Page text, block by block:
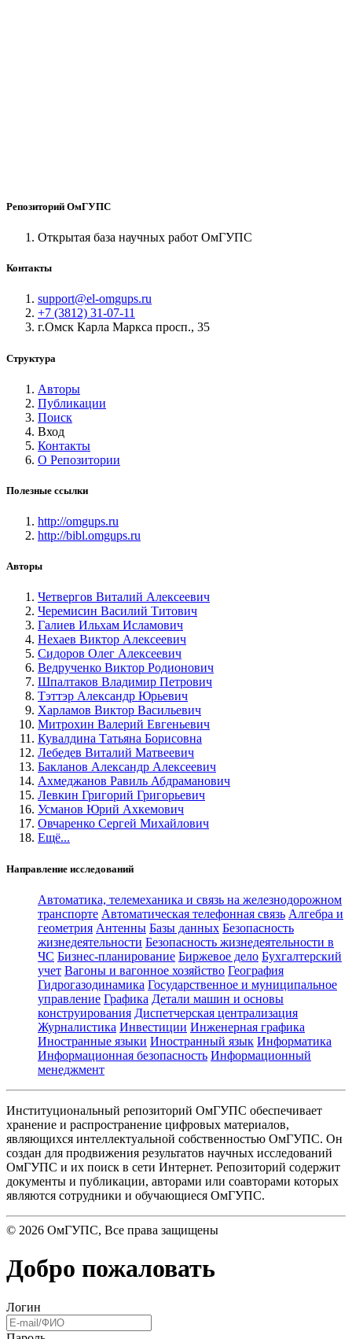
Репозиторий ОмГУПС
Открытая база научных работ ОмГУПС
Контакты
support@el-omgups.ru
+7 (3812) 31-07-11
г.Омск Карла Маркса просп., 35
Структура
Авторы
Публикации
Поиск
Вход
Контакты
О Репозитории
Полезные ссылки
http://omgups.ru
http://bibl.omgups.ru
Авторы
Четвергов Виталий Алексеевич
Черемисин Василий Титович
Галиев Ильхам Исламович
Нехаев Виктор Алексеевич
Сидоров Олег Алексеевич
Ведрученко Виктор Родионович
Шпалтаков Владимир Петрович
Тэттэр Александр Юрьевич
Харламов Виктор Васильевич
Митрохин Валерий Евгеньевич
Кувалдина Татьяна Борисовна
Лебедев Виталий Матвеевич
Бакланов Александр Алексеевич
Ахмеджанов Равиль Абдраманович
Левкин Григорий Григорьевич
Усманов Юрий Ахкемович
Овчаренко Сергей Михайлович
Ещё...
Направление исследований
Автоматика, телемеханика и связь на железнодорожном
транспорте Автоматическая телефонная связь Алгебра и
геометрия Антенны Базы данных Безопасность
жизнедеятельности Безопасность жизнедеятельности в
ЧС Бизнес-планирование Биржевое дело Бухгалтерский
учет Вагоны и вагонное хозяйство География
Гидрогазодинамика Государственное и муниципальное
управление Графика Детали машин и основы
конструирования Диспетчерская централизация
Журналистика Инвестиции Инженерная графика
Иностранные языки Иностранный язык Информатика
Информационная безопасность Информационный
менеджмент
Институциональный репозиторий ОмГУПС обеспечивает
хранение и распространение цифровых материалов,
являющихся интеллектуальной собственностью ОмГУПС. Он
создан для продвижения результатов научных исследований
ОмГУПС и их поиск в сети Интернет. Репозиторий содержит
документы и публикации, авторами или соавторами которых
являются сотрудники и обучающиеся ОмГУПС.
© 2026 ОмГУПС, Все права защищены
Добро пожаловать
Логин